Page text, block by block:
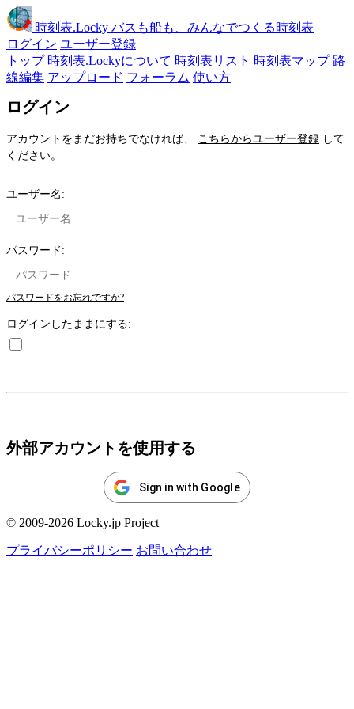
時刻表.Locky バスも船も、みんなでつくる時刻表
ログイン ユーザー登録
トップ 時刻表.Lockyについて 時刻表リスト 時刻表マップ 路
線編集 アップロード フォーラム 使い方
ログイン
アカウントをまだお持ちでなければ、 こちらからユーザー登録 して
ください。
ユーザー名:
パスワード:
パスワードをお忘れですか?
ログインしたままにする:
外部アカウントを使用する
Sign in with Google
© 2009-2026 Locky.jp Project
プライバシーポリシー お問い合わせ